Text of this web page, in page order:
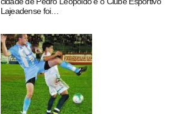
Lajeadense foi…